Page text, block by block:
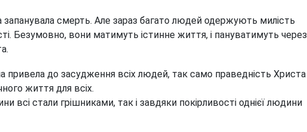
запанувала смерть. Але зараз багато людей одержують милість
Безумовно, вони матимуть істинне життя, і пануватимуть через
до засудження всіх людей, так само праведність Христа
життя для всіх.
всі стали грішниками, так і завдяки покірливості однієї людини